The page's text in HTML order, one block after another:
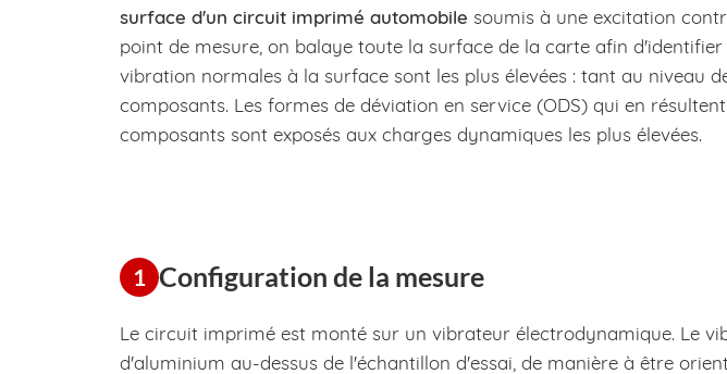
surface d'un circuit imprimé automobile soumis à une excitation
point de mesure, on balaye toute la surface de la carte afin
vibration normales à la surface sont les plus élevées : tant au niveau
composants. Les formes de déviation en service (ODS) qui en
composants sont exposés aux charges dynamiques les plus élevées.
1 Configuration de la mesure
Le circuit imprimé est monté sur un vibrateur électrodynamique. Le
d'aluminium au-dessus de l'échantillon d'essai, de manière à être